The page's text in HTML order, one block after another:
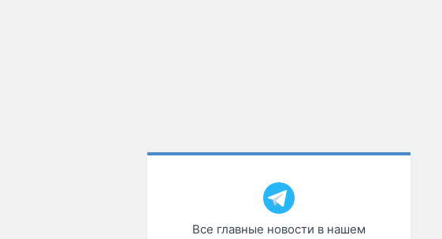
Все главные новости в нашем